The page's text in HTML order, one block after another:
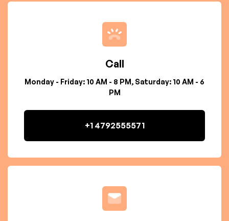
Call
Monday - Friday: 10 AM - 8 PM, Saturday: 10 AM - 6
PM
+1 4792555571